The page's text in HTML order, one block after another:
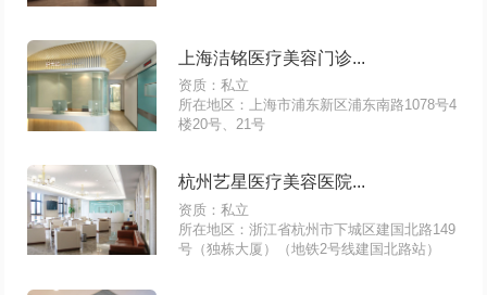
上海洁铭医疗美容门诊...
资质：私立
所在地区：上海市浦东新区浦东南路1078号4
楼20号、21号
杭州艺星医疗美容医院...
资质：私立
所在地区：浙江省杭州市下城区建国北路149
号（独栋大厦）（地铁2号线建国北路站）